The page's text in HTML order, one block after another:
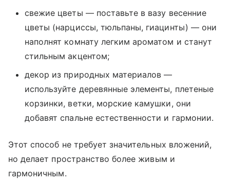
свежие цветы — поставьте в вазу весенние
цветы (нарциссы, тюльпаны, гиацинты) — они
наполнят комнату легким ароматом и станут
стильным акцентом;
декор из природных материалов —
используйте деревянные элементы, плетеные
корзинки, ветки, морские камушки, они
добавят спальне естественности и гармонии.
Этот способ не требует значительных вложений,
но делает пространство более живым и
гармоничным.